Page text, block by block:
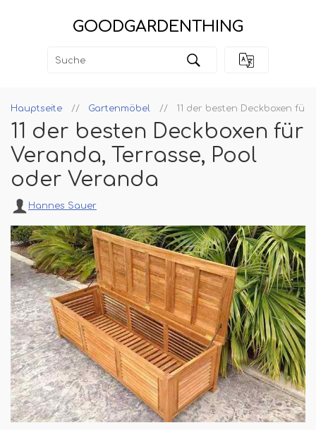
GOODGARDENTHING
Hauptseite Gartenmöbel 11 der besten Deckboxen für
11 der besten Deckboxen für
Veranda, Terrasse, Pool
oder Veranda
Hannes Sauer